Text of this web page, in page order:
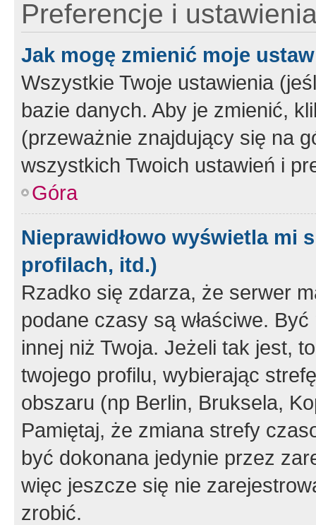
Preferencje i
Jak mogę zmienić moje
Wszystkie Twoje ustawienia
bazie danych. Aby je zmienić,
(przeważnie znajdujący się na
wszystkich Twoich ustawień i
Góra
Nieprawidłowo wyświetla mi
profilach, itd.)
Rzadko się zdarza, że serwer
podane czasy są właściwe.
innej niż Twoja. Jeżeli tak jest,
twojego profilu, wybierając
obszaru (np Berlin, Bruksela,
Pamiętaj, że zmiana strefy
być dokonana jedynie przez
więc jeszcze się nie
zrobić.